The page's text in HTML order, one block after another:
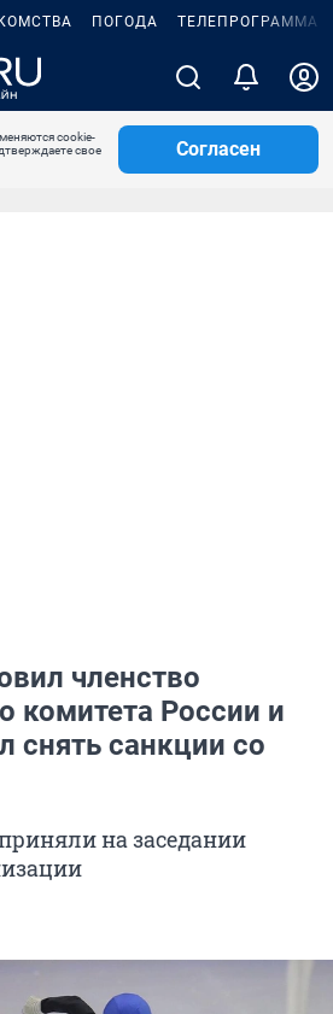
ПОГОДА ТЕЛЕПРОГРАММА
cookie-
свое
Согласен
членство
комитета России и
снять санкции со
на заседании